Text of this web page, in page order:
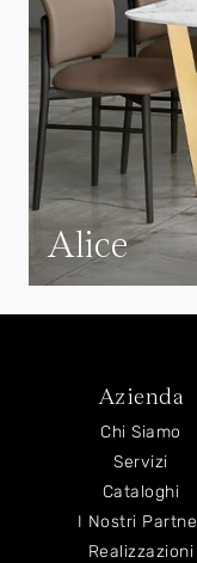
Alice
Azienda
Chi Siamo
Servizi
Cataloghi
I Nostri
Realizzazioni